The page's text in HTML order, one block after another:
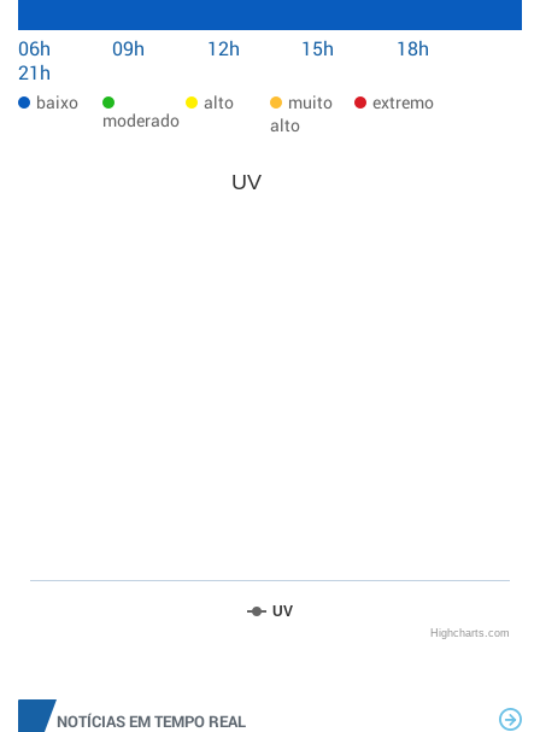
06h 09h 12h 15h
18h
21h
baixo
moderado
alto
muito
alto
extremo
UV
UV
Highcharts.com
NOTÍCIAS EM TEMPO REAL